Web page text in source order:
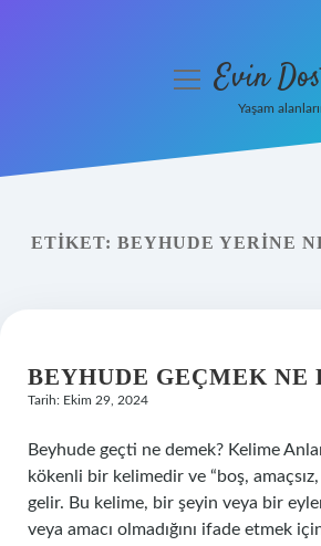
Yasal Uyarı
menüyüEvin
Yaşam
ETIKET: BEYHUDE YERINE
BEYHUDE GEÇMEK NE
Tarih: Ekim 29, 2024
Beyhude geçti ne demek? Kelime
kökenli bir kelimedir ve “boş, amaçsız,
gelir. Bu kelime, bir şeyin veya bir
veya amacı olmadığını ifade etmek